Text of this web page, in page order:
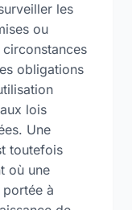
les
ou
obligations
lois
Une
toutefois
où une
à